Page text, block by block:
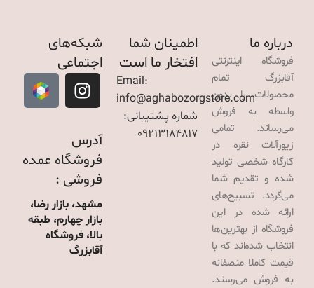
درباره ما
فروشگاه اینترنتی
آقابزرگ تمام
محصولات را بدون
واسطه به فروش
می‌رساند. تمامی
زیورآلات نقره در
کارگاه شخصی تولید
شده و تقدیم شما
می‌گردد. تسبیح‌های
ارائه شده در این
فروشگاه از بهترین‌ها
انتخاب شده‌اند که با
قیمت کاملا منصفانه
به فروش می‌رسند.
اطمینان شما
افتخار ما است
Email:
info@aghabozorgstore.com
شماره پشتیبانی:
09213184817
شبکه‌های
اجتماعی
آدرس
فروشگاه عمده
فروشی :
مشهد، بازار رضا،
بازار چهارم، طبقه
بالا، فروشگاه
آقابزرگ